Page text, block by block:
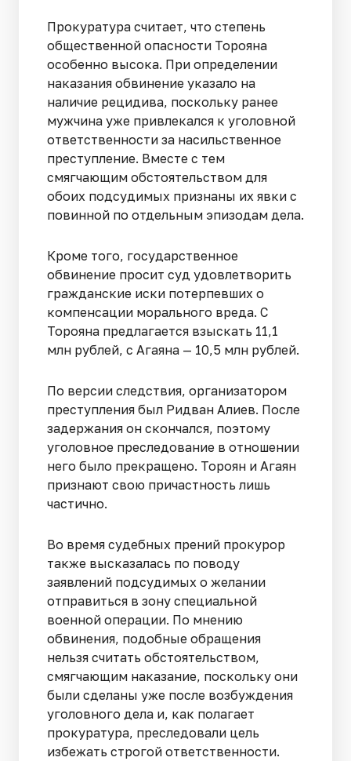
Прокуратура считает, что степень
общественной опасности Торояна
особенно высока. При определении
наказания обвинение указало на
наличие рецидива, поскольку ранее
мужчина уже привлекался к уголовной
ответственности за насильственное
преступление. Вместе с тем
смягчающим обстоятельством для
обоих подсудимых признаны их явки с
повинной по отдельным эпизодам дела.
Кроме того, государственное
обвинение просит суд удовлетворить
гражданские иски потерпевших о
компенсации морального вреда. С
Торояна предлагается взыскать 11,1
млн рублей, с Агаяна — 10,5 млн рублей.
По версии следствия, организатором
преступления был Ридван Алиев. После
задержания он скончался, поэтому
уголовное преследование в отношении
него было прекращено. Тороян и Агаян
признают свою причастность лишь
частично.
Во время судебных прений прокурор
также высказалась по поводу
заявлений подсудимых о желании
отправиться в зону специальной
военной операции. По мнению
обвинения, подобные обращения
нельзя считать обстоятельством,
смягчающим наказание, поскольку они
были сделаны уже после возбуждения
уголовного дела и, как полагает
прокуратура, преследовали цель
избежать строгой ответственности.